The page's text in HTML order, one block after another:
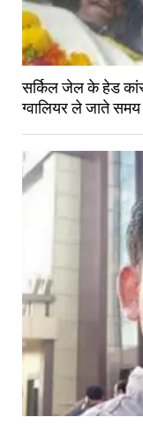
सर्किल जेल के हेड
ग्वालियर ले जाते